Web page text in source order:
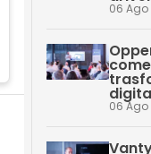
06 Ago
06 Ago